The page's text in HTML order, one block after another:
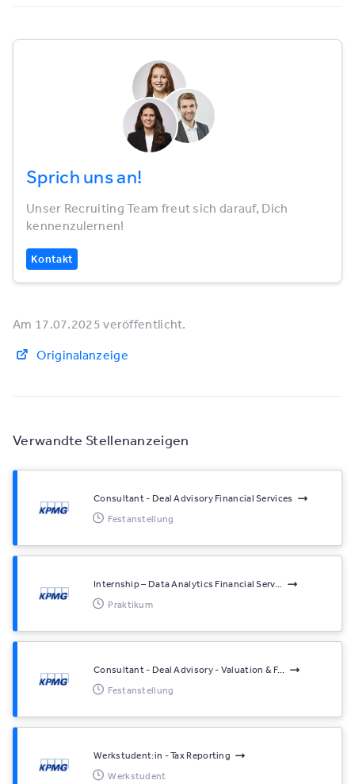
Verwandte Stellenanzeigen
Consultant - Deal Advisory Financial Services
Festanstellung
Internship – Data Analytics Financial Serv...
Praktikum
Consultant - Deal Advisory - Valuation & F...
Festanstellung
Werkstudent:in - Tax Reporting
Werkstudent
Sprich uns an!
Unser Recruiting Team freut sich darauf, Dich
kennenzulernen!
Kontakt
Am 17.07.2025 veröffentlicht.
Originalanzeige